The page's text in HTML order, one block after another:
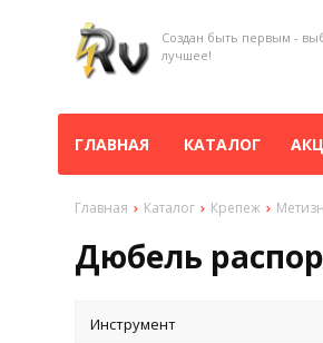
Создан быть первым -
лучшее!
ГЛАВНАЯ КАТАЛОГ
Главная Каталог Крепеж
Дюбель
Инструмент